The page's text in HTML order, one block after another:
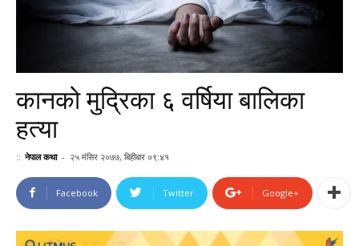
कानको मुद्रिका ६ वर्षिया बालिका
हत्या
:: नेपाल कथा - २५ मंसिर २०७७, बिहीबार ०९:४१
Facebook Twitter Google+